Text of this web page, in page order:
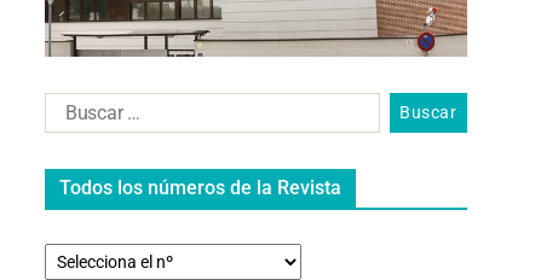
Todos los números de la Revista